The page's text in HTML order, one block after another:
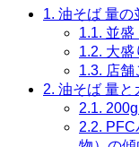
1. 油そば 量の
1.1. 並盛
1.2. 大盛
1.3. 店舗
2. 油そば 量と
2.1.
2.2.